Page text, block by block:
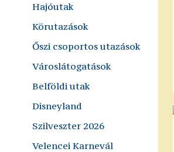
Hajóutak
Körutazások
Őszi csoportos utazások
Városlátogatások
Belföldi utak
Disneyland
Szilveszter 2026
Velencei Karnevál